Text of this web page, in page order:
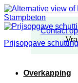
Contact
Overkapping
Prijsopgave